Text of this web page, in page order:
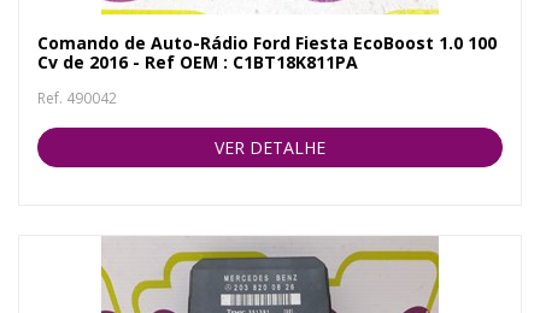
Comando de Auto-Rádio Ford Fiesta EcoBoost 1.0 100
Cv de 2016 - Ref OEM : C1BT18K811PA
Ref. 490042
VER DETALHE